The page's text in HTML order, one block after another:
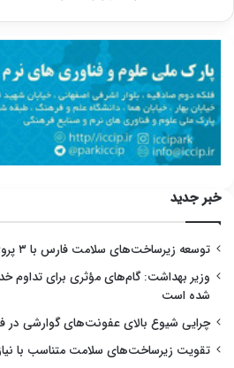
خبر جدید
توسعه زیرساخت‌های سلامت فارس با ۳ پروژه شتاب گرفت
وزیر بهداشت: گام‌های مؤثری برای تداوم
شده است
چرایی شیوع بالای عفونت‌های گوارشی در
تقویت زیرساخت‌های سلامت متناسب با